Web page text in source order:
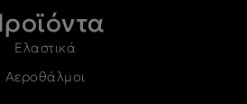
Ελαστικά
Αεροθάλμοι